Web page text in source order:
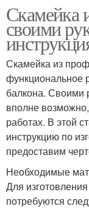
Лавочка из
трубы
Скамейки из
Лавочка с
Скамейка
своими
Скамейка из
функциональное
балкона. Своими
вполне
работах. В этой
инструкцию по
предоставим
Необходимые
Для
потребуются